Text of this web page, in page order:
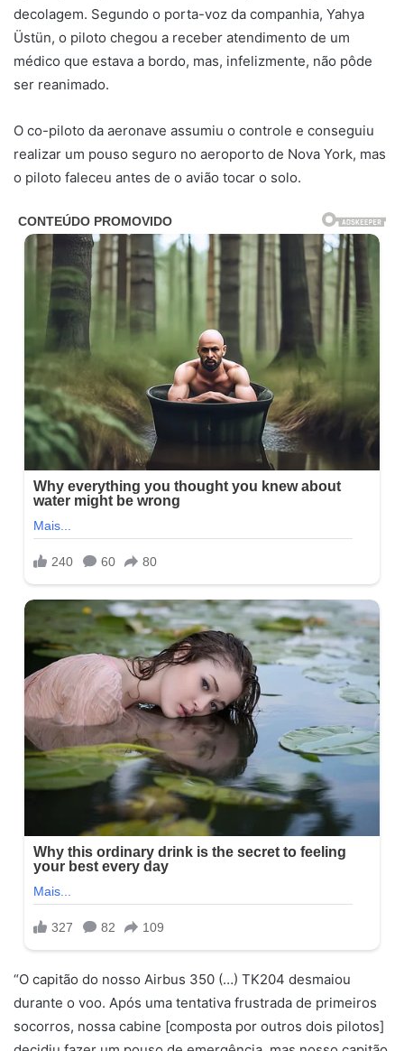
decolagem. Segundo o porta-voz da companhia, Yahya
Üstün, o piloto chegou a receber atendimento de um
médico que estava a bordo, mas, infelizmente, não pôde
ser reanimado.
O co-piloto da aeronave assumiu o controle e conseguiu
realizar um pouso seguro no aeroporto de Nova York, mas
o piloto faleceu antes de o avião tocar o solo.
“O capitão do nosso Airbus 350 (…) TK204 desmaiou
durante o voo. Após uma tentativa frustrada de primeiros
socorros, nossa cabine [composta por outros dois pilotos]